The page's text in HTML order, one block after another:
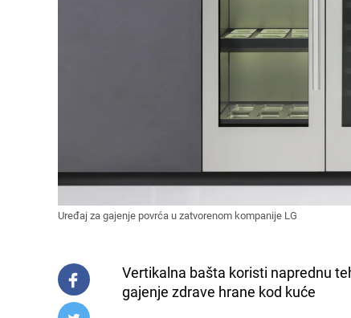
Uređaj za gajenje povrća u zatvorenom kompanije LG
Vertikalna bašta koristi naprednu
gajenje zdrave hrane kod kuće